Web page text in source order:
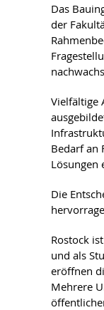
Das
der
Vielfältige
Bedarf an
Lösungen
Die
Rostock
und als
eröffnen
Mehrere